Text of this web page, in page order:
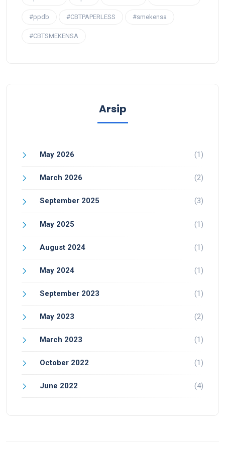
#ppdb #CBTPAPERLESS #smekensa
#CBTSMEKENSA
Arsip
May 2026 (1)
March 2026 (2)
September 2025 (3)
May 2025 (1)
August 2024 (1)
May 2024 (1)
September 2023 (1)
May 2023 (2)
March 2023 (1)
October 2022 (1)
June 2022 (4)